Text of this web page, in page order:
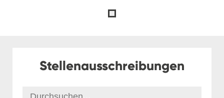
Stellenausschreibungen